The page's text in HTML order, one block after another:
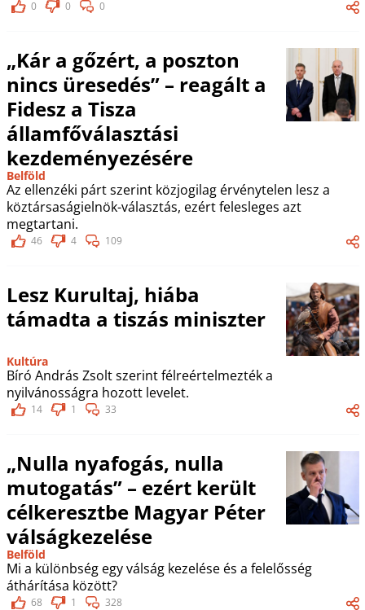
0 0 0
„Kár a gőzért, a poszton
nincs üresedés” – reagált a
Fidesz a Tisza
államfőválasztási
kezdeményezésére
Belföld
Az ellenzéki párt szerint közjogilag érvénytelen lesz a
köztársaságielnök-választás, ezért felesleges azt
megtartani.
46 4 109
Lesz Kurultaj, hiába
támadta a tiszás miniszter
Kultúra
Bíró András Zsolt szerint félreértelmezték a
nyilvánosságra hozott levelet.
14 1 33
„Nulla nyafogás, nulla
mutogatás” – ezért került
célkeresztbe Magyar Péter
válságkezelése
Belföld
Mi a különbség egy válság kezelése és a felelősség
áthárítása között?
68 1 328